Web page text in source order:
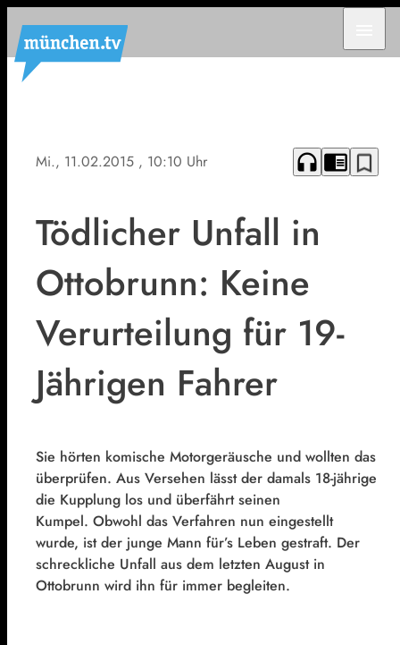
Mi., 11.02.2015 , 10:10 Uhr headphones chrome_reader_mode bookmark_border
Tödlicher Unfall in
Ottobrunn: Keine
Verurteilung für 19-
Jährigen Fahrer
Sie hörten komische Motorgeräusche und wollten das
überprüfen. Aus Versehen lässt der damals 18-jährige
die Kupplung los und überfährt seinen
Kumpel. Obwohl das Verfahren nun eingestellt
wurde, ist der junge Mann für’s Leben gestraft. Der
schreckliche Unfall aus dem letzten August in
Ottobrunn wird ihn für immer begleiten.